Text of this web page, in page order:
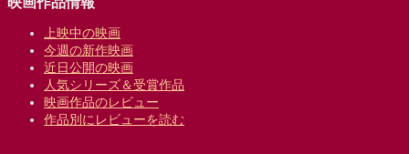
上映中の映画
今週の新作映画
近日公開の映画
人気シリーズ＆受賞作品
映画作品のレビュー
作品別にレビューを読む